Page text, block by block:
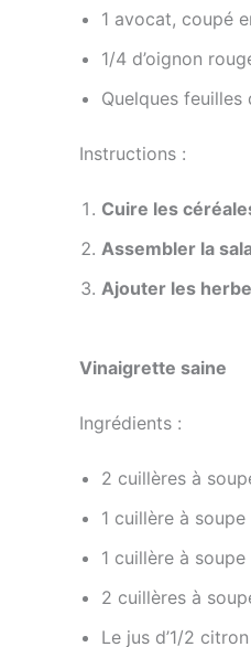
1 avocat, coupé
1/4 d’oignon
Quelques
Instructions :
Cuire les
Assembler la
Ajouter les
Vinaigrette saine
Ingrédients :
2 cuillères à
1 cuillère à
1 cuillère à
2 cuillères à
Le jus d’1/2 citron